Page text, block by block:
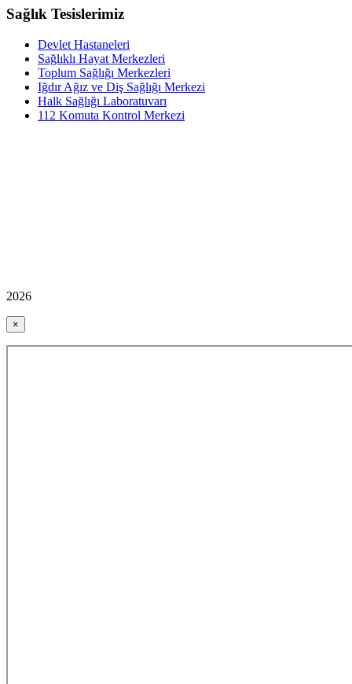
Sağlık Tesislerimiz
Devlet Hastaneleri
Sağlıklı Hayat Merkezleri
Toplum Sağlığı Merkezleri
Iğdır Ağız ve Diş Sağlığı Merkezi
Halk Sağlığı Laboratuvarı
112 Komuta Kontrol Merkezi
2026
×